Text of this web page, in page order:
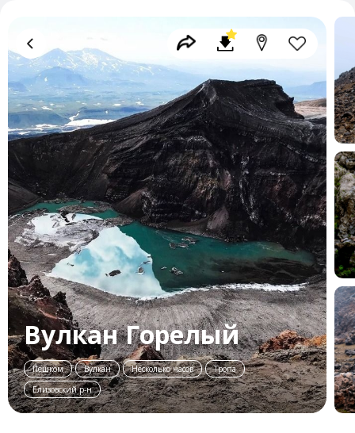
Вулкан Горелый
Пешком Вулкан Несколько часов
Тропа
Елизовский р-н